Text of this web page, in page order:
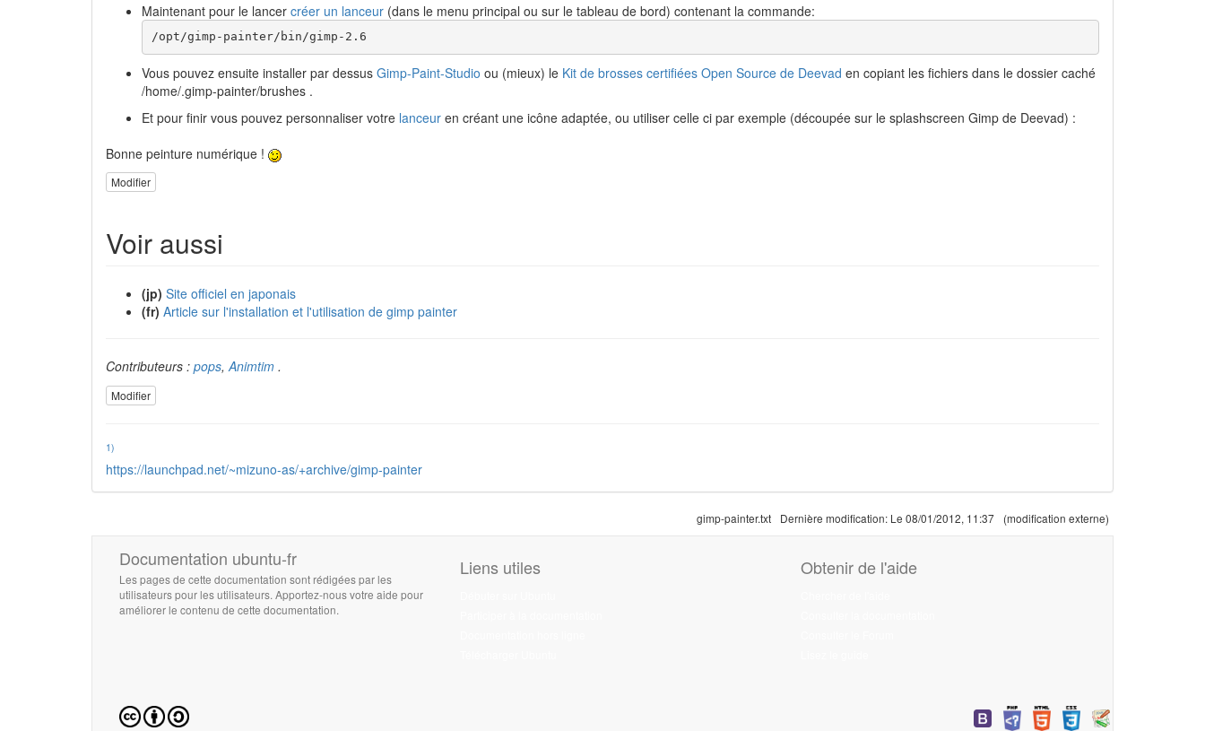
Maintenant pour le lancer créer un lanceur (dans le menu principal ou sur le tableau de bord) contenant la commande:
/opt/gimp-painter/bin/gimp-2.6
Vous pouvez ensuite installer par dessus Gimp-Paint-Studio ou (mieux) le Kit de brosses certifiées Open Source de Deevad en copiant les fichiers dans le dossier caché
/home/.gimp-painter/brushes .
Et pour finir vous pouvez personnaliser votre lanceur en créant une icône adaptée, ou utiliser celle ci par exemple (découpée sur le splashscreen Gimp de Deevad) :
Bonne peinture numérique !
Modifier
Voir aussi
(jp) Site officiel en japonais
(fr) Article sur l'installation et l'utilisation de gimp painter
Contributeurs : pops,Animtim .
Modifier
1)
https://launchpad.net/~mizuno-as/+archive/gimp-painter
gimp-painter.txt Dernière modification: Le 08/01/2012, 11:37 (modification externe)
Documentation ubuntu-fr
Les pages de cette documentation sont rédigées par les
utilisateurs pour les utilisateurs. Apportez-nous votre aide pour
améliorer le contenu de cette documentation.
Liens utiles Obtenir de l'aide